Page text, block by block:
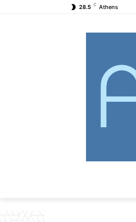
28.5 C Athens